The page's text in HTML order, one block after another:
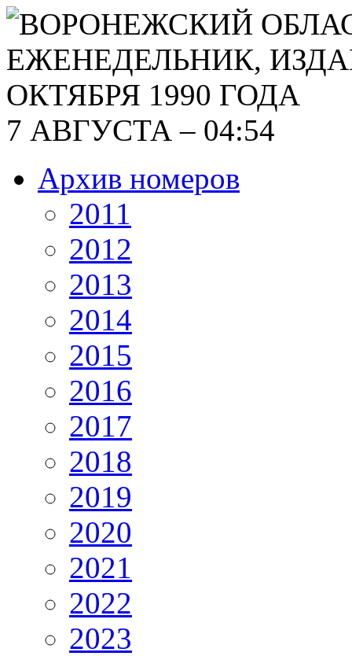
7 АВГУСТА – 04:54
Архив номеров
2011
2012
2013
2014
2015
2016
2017
2018
2019
2020
2021
2022
2023